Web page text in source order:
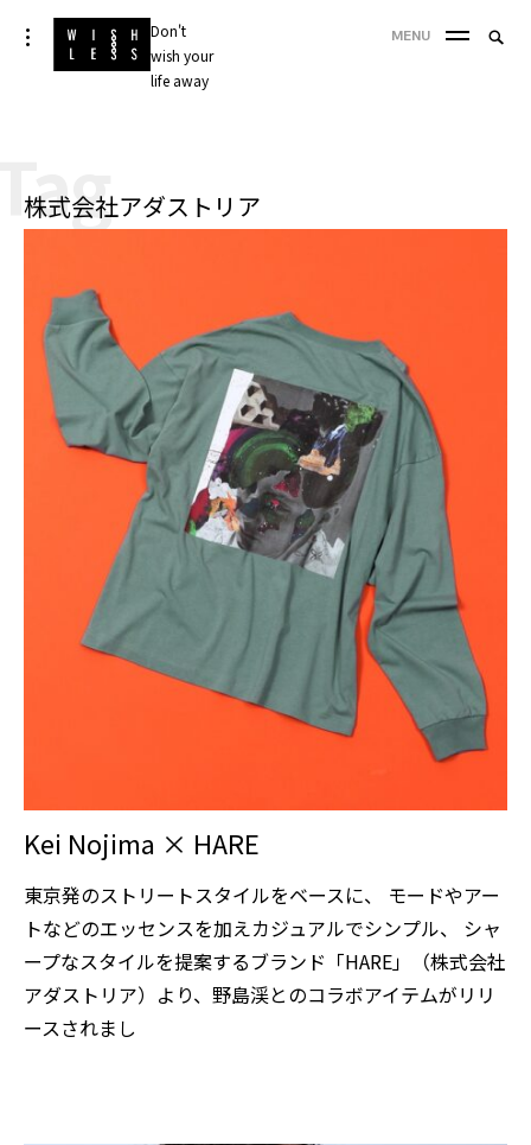
Skip
to
Don't
wish your
life away
toggle
open/close
sidebar
MENU
株式会社アダストリア
Kei Nojima × HARE
東京発のストリートスタイルをベースに、 モードやアー
トなどのエッセンスを加えカジュアルでシンプル、 シャ
ープなスタイルを提案するブランド「HARE」（株式会社
アダストリア）より、野島渓とのコラボアイテムがリリ
ースされまし